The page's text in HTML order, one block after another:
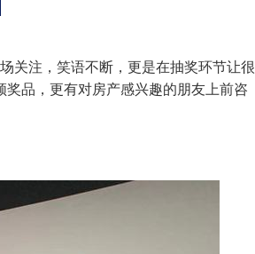
关注，笑语不断，更是在抽奖环节让很
品，更有对房产感兴趣的朋友上前咨